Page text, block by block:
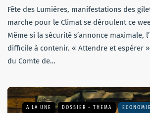
Fête des Lumières, manifestations des
marche pour le Climat se déroulent ce
Même si la sécurité s’annonce maximale,
difficile à contenir. « Attendre et espérer
du Comte de…
A LA UNE DOSSIER - THEMA ECONOMIE